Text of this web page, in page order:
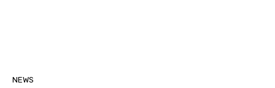
NEWS